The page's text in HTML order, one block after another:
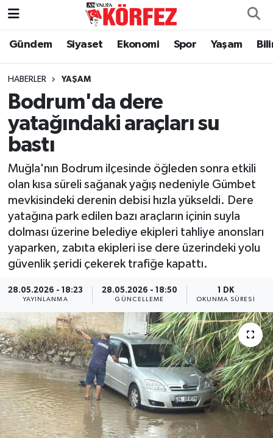
Gündem Siyaset Ekonomi Spor Yaşam
HABERLER YAŞAM
Bodrum'da dere
yatağındaki araçları su
bastı
Muğla'nın Bodrum ilçesinde öğleden sonra etkili
olan kısa süreli sağanak yağış nedeniyle Gümbet
mevkisindeki derenin debisi hızla yükseldi. Dere
yatağına park edilen bazı araçların içinin suyla
dolması üzerine belediye ekipleri tahliye anonsları
yaparken, zabıta ekipleri ise dere üzerindeki yolu
güvenlik şeridi çekerek trafiğe kapattı.
28.05.2026 - 18:23
YAYINLANMA
28.05.2026 - 18:50
GÜNCELLEME
1 DK
OKUNMA SÜRESI
Gündem
Siyaset
Yerel Yönetim
Ekonomi
Spor
Yaşam
Asayiş
Dünya
Eğitim
Sağlık
Magazin
Turizm
Çevre
Nöbetçi Eczaneler
Hava Durumu
Trafik Durumu
Süper Lig Puan Durumu ve Fikstür
Tüm Manşetler
Son Dakika Haberleri
Haber Arşivi